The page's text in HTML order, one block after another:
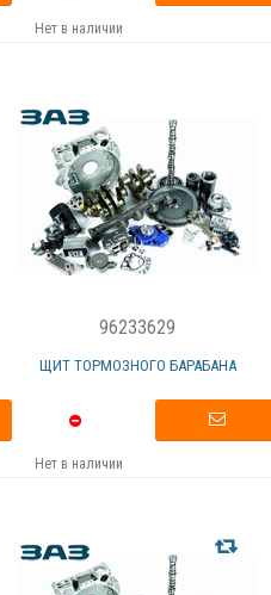
Нет в наличии
96233629
ЩИТ ТОРМОЗНОГО БАРАБАНА
Нет в наличии